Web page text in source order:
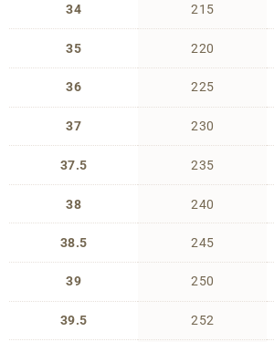
34
35
36
37
37.5
38
38.5
39
39.5
215
220
225
230
235
240
245
250
252